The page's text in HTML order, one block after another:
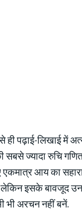
पढ़ाई-लिखाई में
सबसे ज्यादा रुचि
आय का
इसके बावजूद
भी अरचन नहीं बनें.